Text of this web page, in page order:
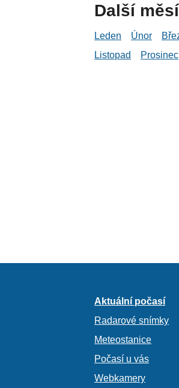
Další
Leden Únor
Listopad
Prosinec
Aktuální počasí
Radarové snímky
Meteostanice
Počasí u vás
Webkamery